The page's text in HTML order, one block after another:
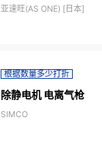
亚速旺(AS ONE) [日本]
根据数量多少打折
除静电机 电离气枪
SIMCO